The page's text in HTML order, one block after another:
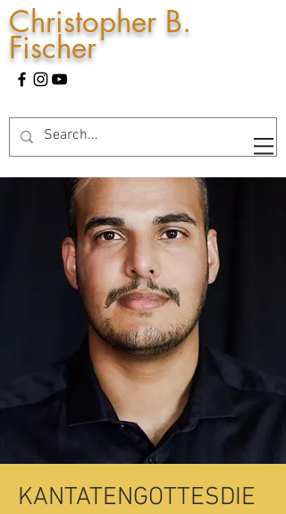
Christopher B.
Fischer
KANTATENGOTTESDIE